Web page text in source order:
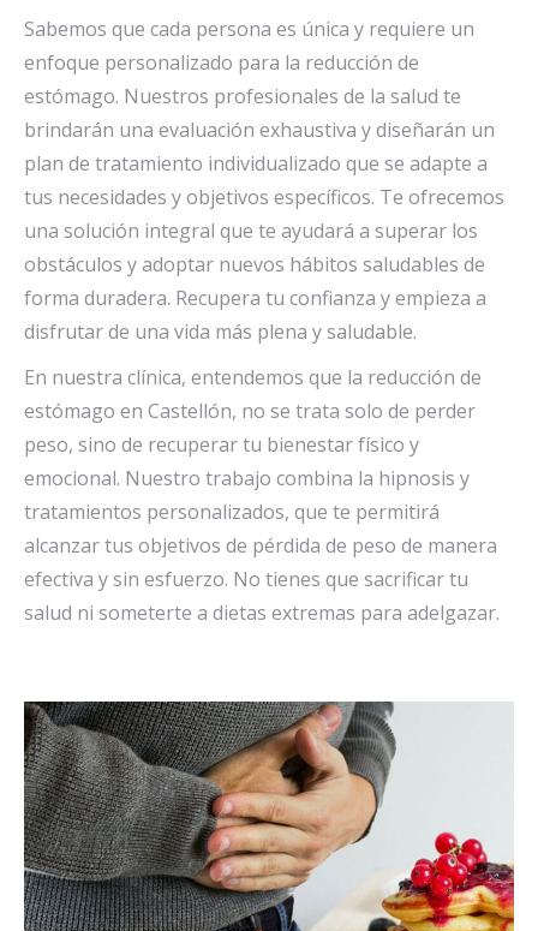
Sabemos que cada persona es única y requiere un
enfoque personalizado para la reducción de
estómago. Nuestros profesionales de la salud te
brindarán una evaluación exhaustiva y diseñarán un
plan de tratamiento individualizado que se adapte a
tus necesidades y objetivos específicos. Te ofrecemos
una solución integral que te ayudará a superar los
obstáculos y adoptar nuevos hábitos saludables de
forma duradera. Recupera tu confianza y empieza a
disfrutar de una vida más plena y saludable.
En nuestra clínica, entendemos que la reducción de
estómago en Castellón, no se trata solo de perder
peso, sino de recuperar tu bienestar físico y
emocional. Nuestro trabajo combina la hipnosis y
tratamientos personalizados, que te permitirá
alcanzar tus objetivos de pérdida de peso de manera
efectiva y sin esfuerzo. No tienes que sacrificar tu
salud ni someterte a dietas extremas para adelgazar.